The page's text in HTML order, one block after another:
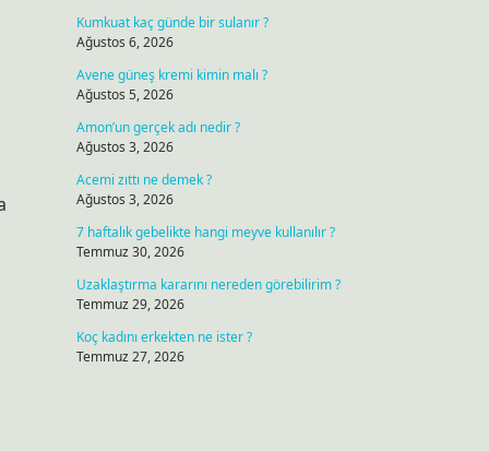
Kumkuat kaç günde bir sulanır ?
Ağustos 6, 2026
Avene güneş kremi kimin malı ?
Ağustos 5, 2026
Amon’un gerçek adı nedir ?
Ağustos 3, 2026
Acemi zıttı ne demek ?
Ağustos 3, 2026
7 haftalık gebelikte hangi meyve kullanılır ?
Temmuz 30, 2026
Uzaklaştırma kararını nereden görebilirim ?
Temmuz 29, 2026
Koç kadını erkekten ne ister ?
Temmuz 27, 2026